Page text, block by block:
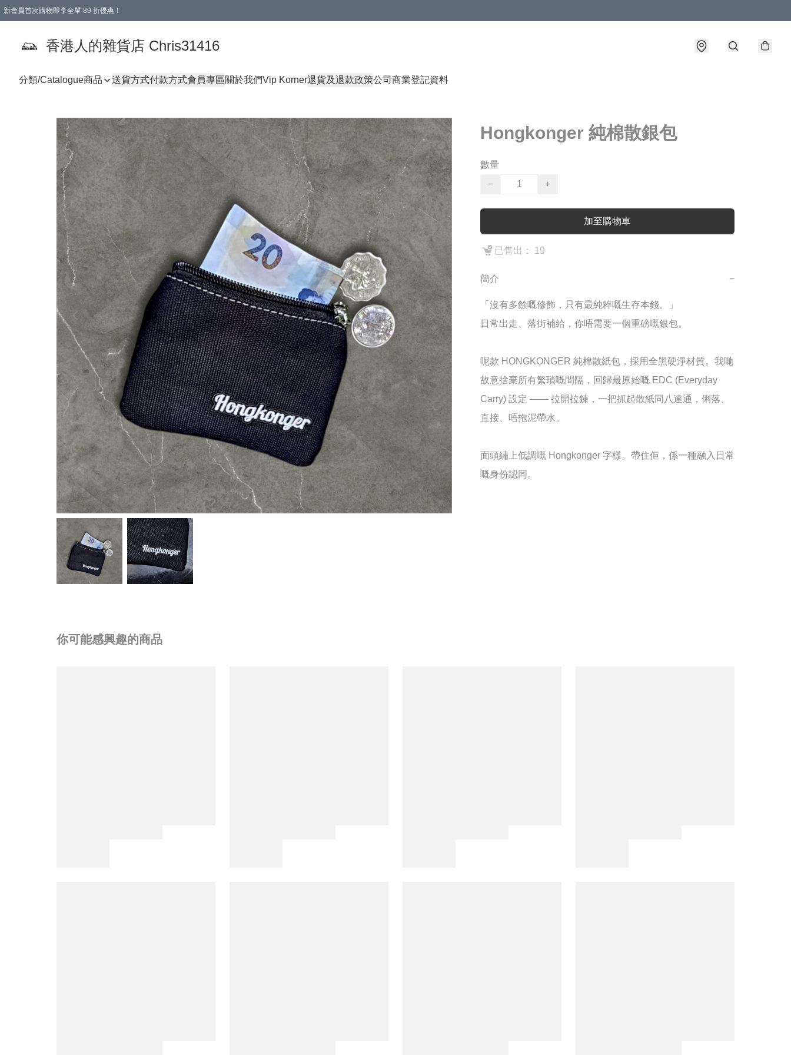
新會員首次購物即享全單 89 折優惠！
香港人的雜貨店 Chris31416
分類/Catalogue商品 送貨方式付款方式會員專區關於我們Vip Korner退貨及退款政策公司商業登記資料
Hongkonger 純棉散銀包
數量
−
+
加至購物車
已售出： 19
簡介 −
​「沒有多餘嘅修飾，只有最純粹嘅生存本錢。」
​日常出走、落街補給，你唔需要一個重磅嘅銀包。
呢款 HONGKONGER 純棉散紙包，採用全黑硬淨材質。我哋
故意捨棄所有繁瑣嘅間隔，回歸最原始嘅 EDC (Everyday
Carry) 設定 —— 拉開拉鍊，一把抓起散紙同八達通，俐落、
直接、唔拖泥帶水。
​面頭繡上低調嘅 Hongkonger 字樣。帶住佢，係一種融入日常
嘅身份認同。
你可能感興趣的商品